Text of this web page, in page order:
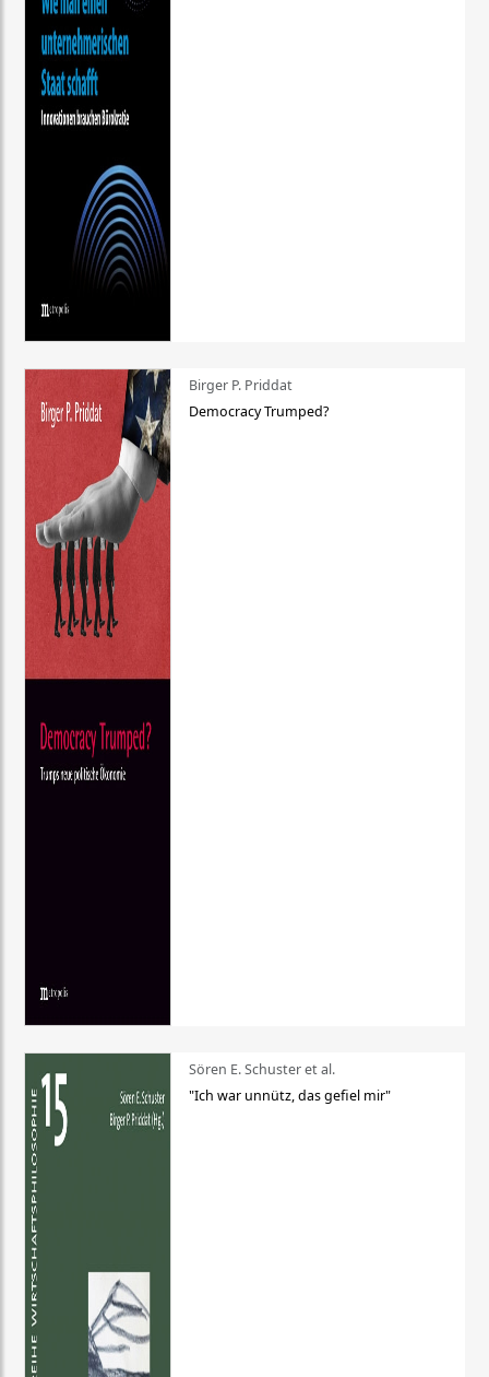
Birger P. Priddat
Democracy Trumped?
Sören E. Schuster et al.
"Ich war unnütz, das gefiel mir"